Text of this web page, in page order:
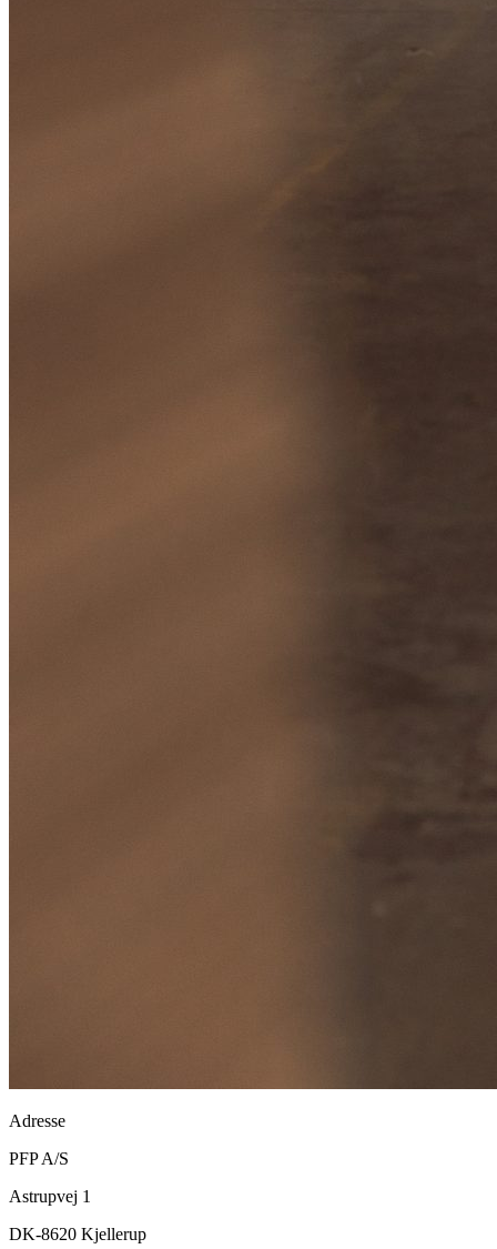
Adresse
PFP A/S
Astrupvej 1
DK-8620 Kjellerup